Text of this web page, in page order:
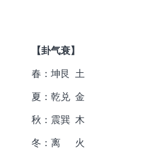
【卦气衰】
春：坤艮 土
夏： 乾兑 金
秋： 震巽 木
冬： 离 火